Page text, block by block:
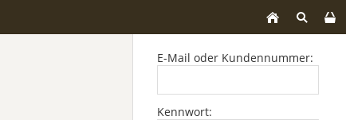
E-Mail oder Kundennummer:
Kennwort: